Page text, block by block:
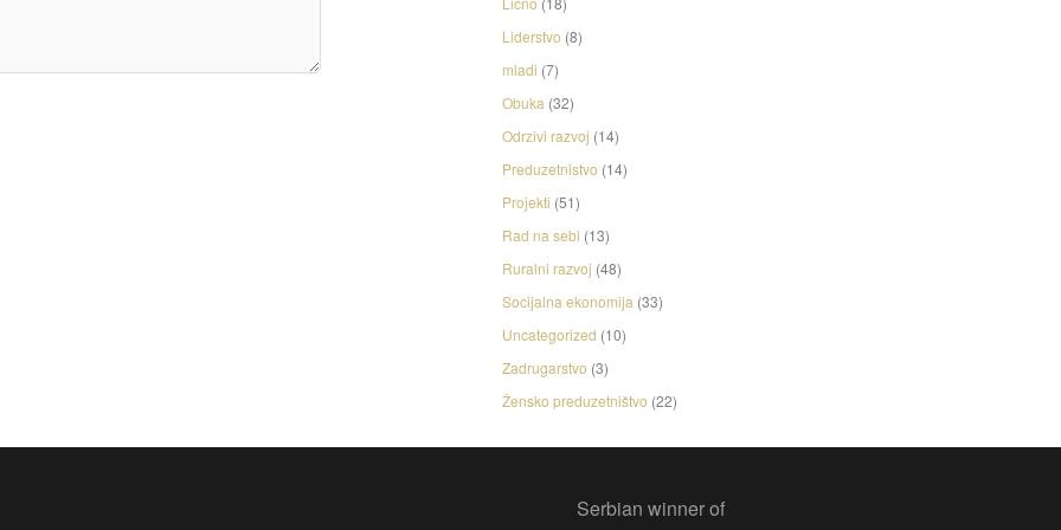
Liderstvo (8)
mladi (7)
Obuka (32)
Odrzivi razvoj (14)
Preduzetnistvo (14)
Projekti (51)
Rad na sebi (13)
Ruralni razvoj (48)
Socijalna ekonomija (33)
Uncategorized (10)
Zadrugarstvo (3)
Žensko preduzetništvo (22)
Serbian winner of